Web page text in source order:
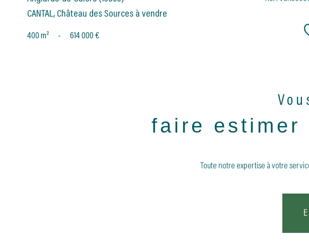
CANTAL, Château des Sources à vendre
400 m² - 614 000 €
faire estimer
Toute notre expertise à votre